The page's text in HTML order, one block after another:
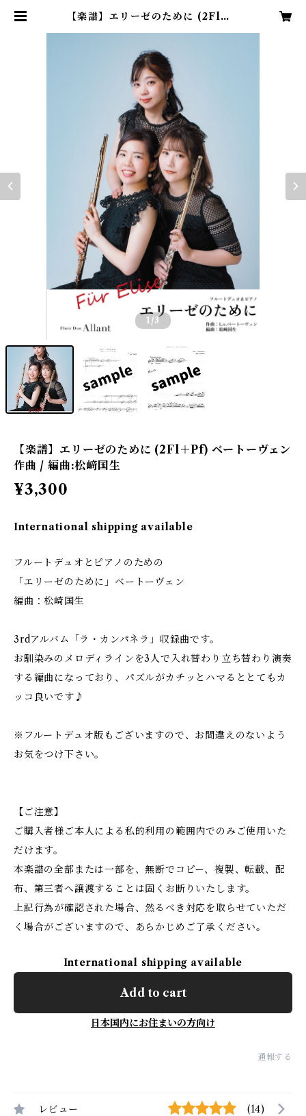
【楽譜】エリーゼのために (2Fl＋P
ップ〜岩崎花保＆要田詩織〜
1 /3
【楽譜】エリーゼのために (2Fl＋Pf) ベートーヴェン
作曲 / 編曲:松﨑国生
¥3,300
International shipping available
フルートデュオとピアノのための
「エリーゼのために」ベートーヴェン
編曲：松崎国生
3rdアルバム「ラ・カンパネラ」収録曲です。
お馴染みのメロディラインを3人で入れ替わり立ち替わり演奏
する編曲になっており、パズルがカチッとハマるととてもカ
ッコ良いです♪
※フルートデュオ版もございますので、お間違えのないよう
お気をつけ下さい。
【ご注意】
ご購入者様ご本人による私的利用の範囲内でのみご使用いた
だけます。
本楽譜の全部または一部を、無断でコピー、複製、転載、配
布、第三者へ譲渡することは固くお断りいたします。
上記行為が確認された場合、然るべき対応を取らせていただ
く場合がございますので、あらかじめご了承ください。
International shipping available
Add to cart
日本国内にお住まいの方向け
通報する
レビュー (14)